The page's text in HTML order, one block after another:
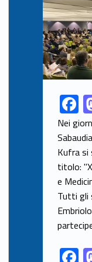
Link identifier share facebook archive #share-link-archive-52838F
e
b
o
o
k
Nei
Kufra si
titolo:
e
Tutti gli